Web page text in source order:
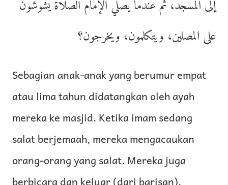
إلى المسجد، ثم عندما يصلي الإمام الصلاة يشوشون
على المصلين، ويتكلمون، ويخرجون؟
Sebagian anak-anak yang berumur empat
atau lima tahun didatangkan oleh ayah
mereka ke masjid. Ketika imam sedang
salat berjemaah, mereka mengacaukan
orang-orang yang salat. Mereka juga
berbicara dan keluar (dari barisan).